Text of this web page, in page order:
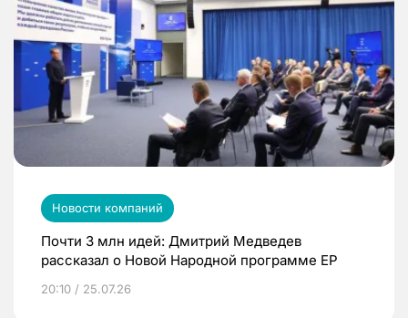
Новости компаний
Почти 3 млн идей: Дмитрий Медведев
рассказал о Новой Народной программе ЕР
20:10 / 25.07.26